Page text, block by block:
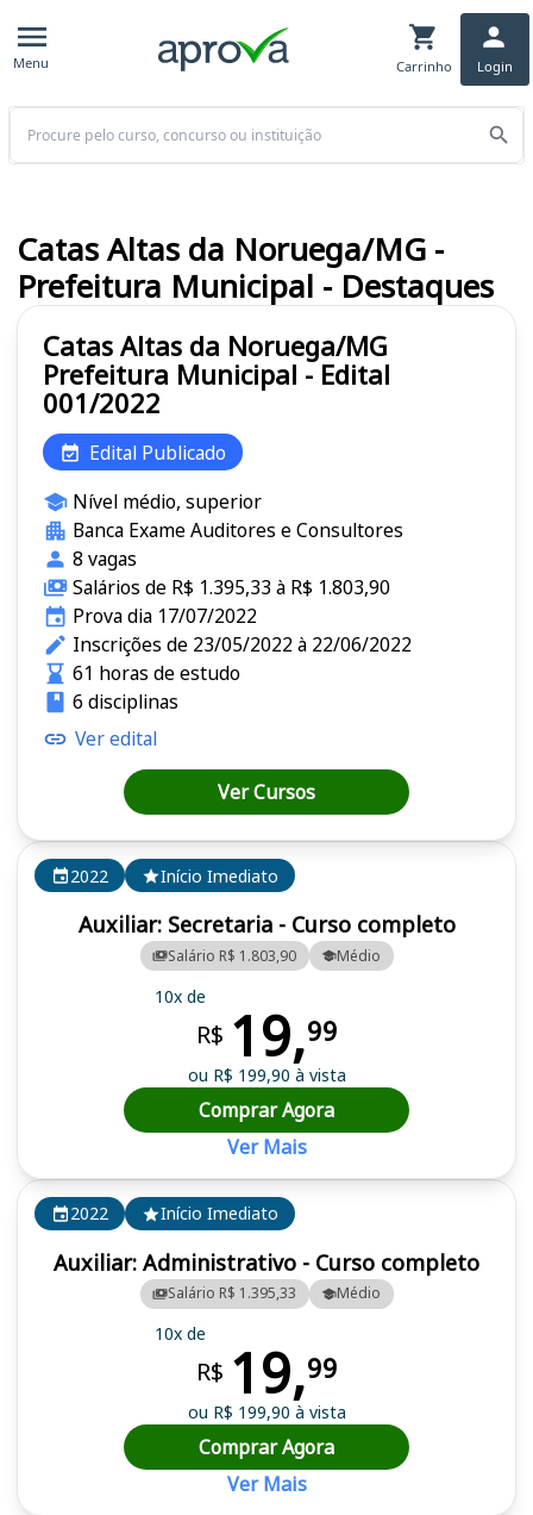
Menu Carrinho Login
Buscar
2022 Início Imediato
Auxiliar: Administrativo - Curso completo
Salário R$ 1.395,33 Médio
10x de
R$ 19,99
ou R$ 199,90 à vista
Comprar Agora
Ver Mais
2022 Início Imediato
Auxiliar: Secretaria - Curso completo
Salário R$ 1.803,90 Médio
10x de
R$ 19,99
ou R$ 199,90 à vista
Comprar Agora
Ver Mais
Catas Altas da Noruega/MG
Prefeitura Municipal - Edital
001/2022
Edital Publicado
Nível médio, superior
Banca Exame Auditores e Consultores
8 vagas
Salários de R$ 1.395,33 à R$ 1.803,90
Prova dia 17/07/2022
Inscrições de 23/05/2022 à 22/06/2022
61 horas de estudo
6 disciplinas
Ver edital
Ver Cursos
Catas Altas da Noruega/MG -
Prefeitura Municipal - Destaques